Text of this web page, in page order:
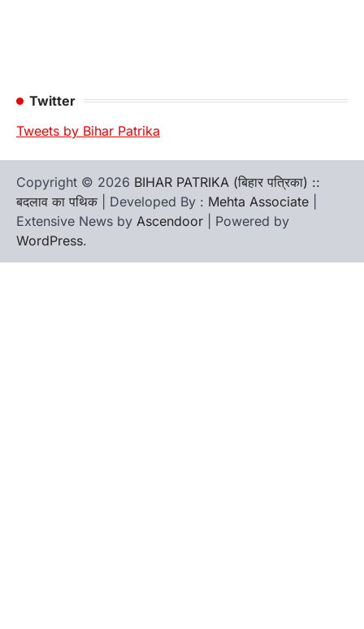
Twitter
Tweets by Bihar Patrika
Copyright © 2026 BIHAR PATRIKA (बिहार पत्रिका) ::
बदलाव का पथिक | Developed By : Mehta Associate
Extensive News by Ascendoor | Powered by
WordPress.